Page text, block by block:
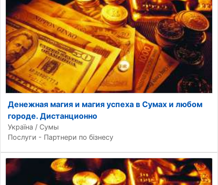
Денежная магия и магия успеха в Сумах и любом
городе. Дистанционно
Україна / Сумы
Послуги - Партнери по бізнесу